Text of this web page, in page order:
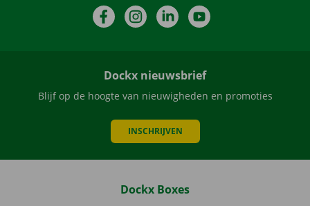
FacebookInstagramLinkedIn
Dockx nieuwsbrief
Blijf op de hoogte van nieuwigheden en promoties
INSCHRIJVEN
Dockx Boxes